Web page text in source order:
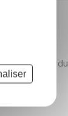
au coucher du